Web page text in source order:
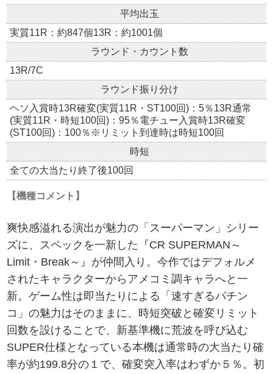
平均出玉
実質11R：約847個13R：約1001個
ラウンド・カウント数
13R/7C
ラウンド振り分け
ヘソ入賞時13R確変(実質11R・ST100回)：5％13R通常
(実質11R・時短100回)：95％電チュー入賞時13R確変
(ST100回)：100％※リミット到達時は時短100回
時短
全ての大当たり終了後100回
【機種コメント】
爽快感溢れる演出が魅力の「スーパーマン」シリー
ズに、スペックを一新した『CR SUPERMAN～
Limit・Break～』が仲間入り。今作ではデフォルメ
されたキャラクターからアメコミ調キャラへと一
新。ゲーム性は即当たりによる「速すぎるパチン
コ」の魅力はそのままに、時短突破と確変リミット
回数を設けることで、新基準機に荒波を呼び込む
SUPER仕様となっている本機は通常時の大当たり確
率が約199.8分の１で、確変突入率はわずか５％。初